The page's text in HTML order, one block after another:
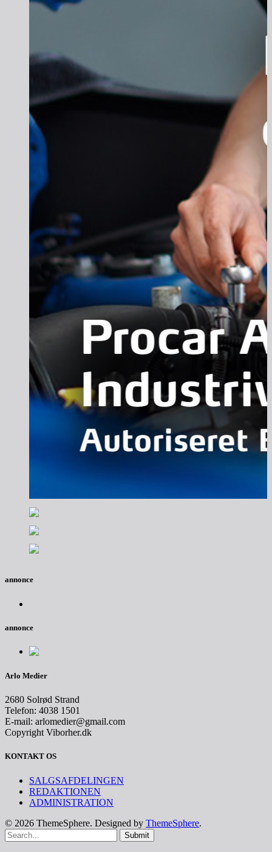
annonce
annonce
Arlo Medier
2680 Solrød Strand
Telefon: 4038 1501
E-mail: arlomedier@gmail.com
Copyright Viborher.dk
KONTAKT OS
SALGSAFDELINGEN
REDAKTIONEN
ADMINISTRATION
© 2026 ThemeSphere. Designed by ThemeSphere.
Submit